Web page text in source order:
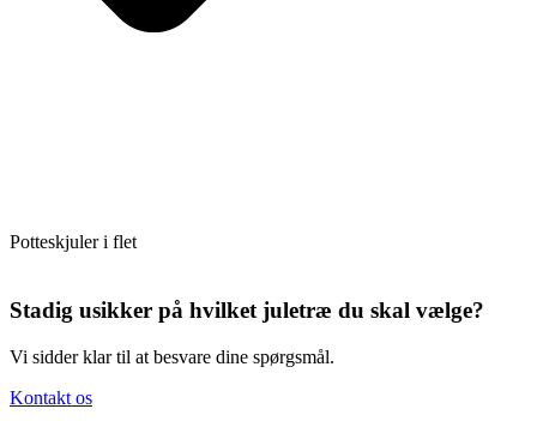
Potteskjuler i flet
Stadig usikker på hvilket juletræ du skal vælge?
Vi sidder klar til at besvare dine spørgsmål.
Kontakt os